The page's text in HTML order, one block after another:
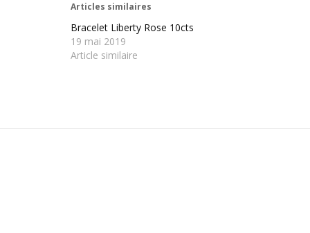
Articles similaires
Bracelet Liberty Rose 10cts
19 mai 2019
Article similaire